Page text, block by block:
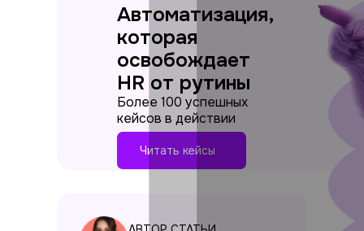
Автоматизация,
которая
освобождает
HR от рутины
Более 100 успешных
кейсов в действии
Читать кейсы